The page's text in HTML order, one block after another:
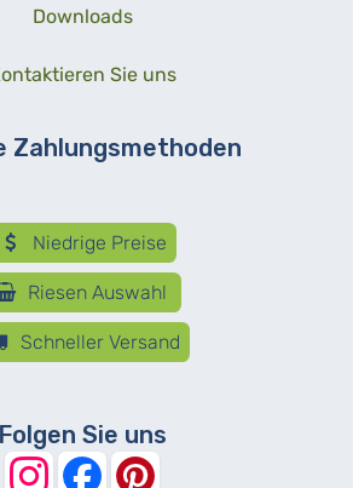
Downloads
Sie uns
Zahlungsmethoden
Niedrige Preise
Riesen Auswahl
Schneller Versand
Folgen Sie uns